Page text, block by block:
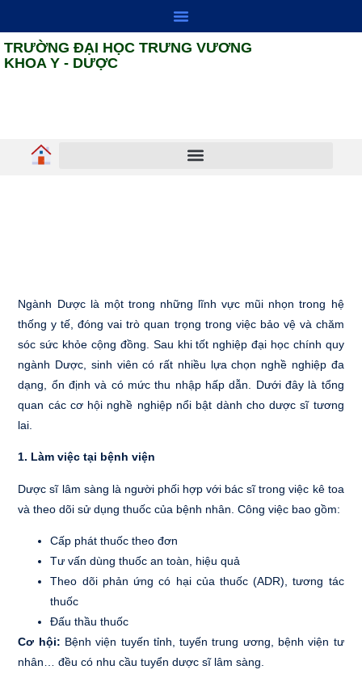
TRƯỜNG ĐẠI HỌC TRƯNG VƯƠNG
KHOA Y - DƯỢC
Ngành Dược là một trong những lĩnh vực mũi nhọn trong hệ
thống y tế, đóng vai trò quan trọng trong việc bảo vệ và chăm
sóc sức khỏe cộng đồng. Sau khi tốt nghiệp đại học chính quy
ngành Dược, sinh viên có rất nhiều lựa chọn nghề nghiệp đa
dạng, ổn định và có mức thu nhập hấp dẫn. Dưới đây là tổng
quan các cơ hội nghề nghiệp nổi bật dành cho dược sĩ tương
lai.
1. Làm việc tại bệnh viện
Dược sĩ lâm sàng là người phối hợp với bác sĩ trong việc kê toa
và theo dõi sử dụng thuốc của bệnh nhân. Công việc bao gồm:
Cấp phát thuốc theo đơn
Tư vấn dùng thuốc an toàn, hiệu quả
Theo dõi phản ứng có hại của thuốc (ADR), tương tác
thuốc
Đấu thầu thuốc
Cơ hội: Bệnh viện tuyến tỉnh, tuyến trung ương, bệnh viện tư
nhân… đều có nhu cầu tuyển dược sĩ lâm sàng.